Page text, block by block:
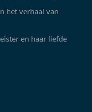
het verhaal van
en haar liefde